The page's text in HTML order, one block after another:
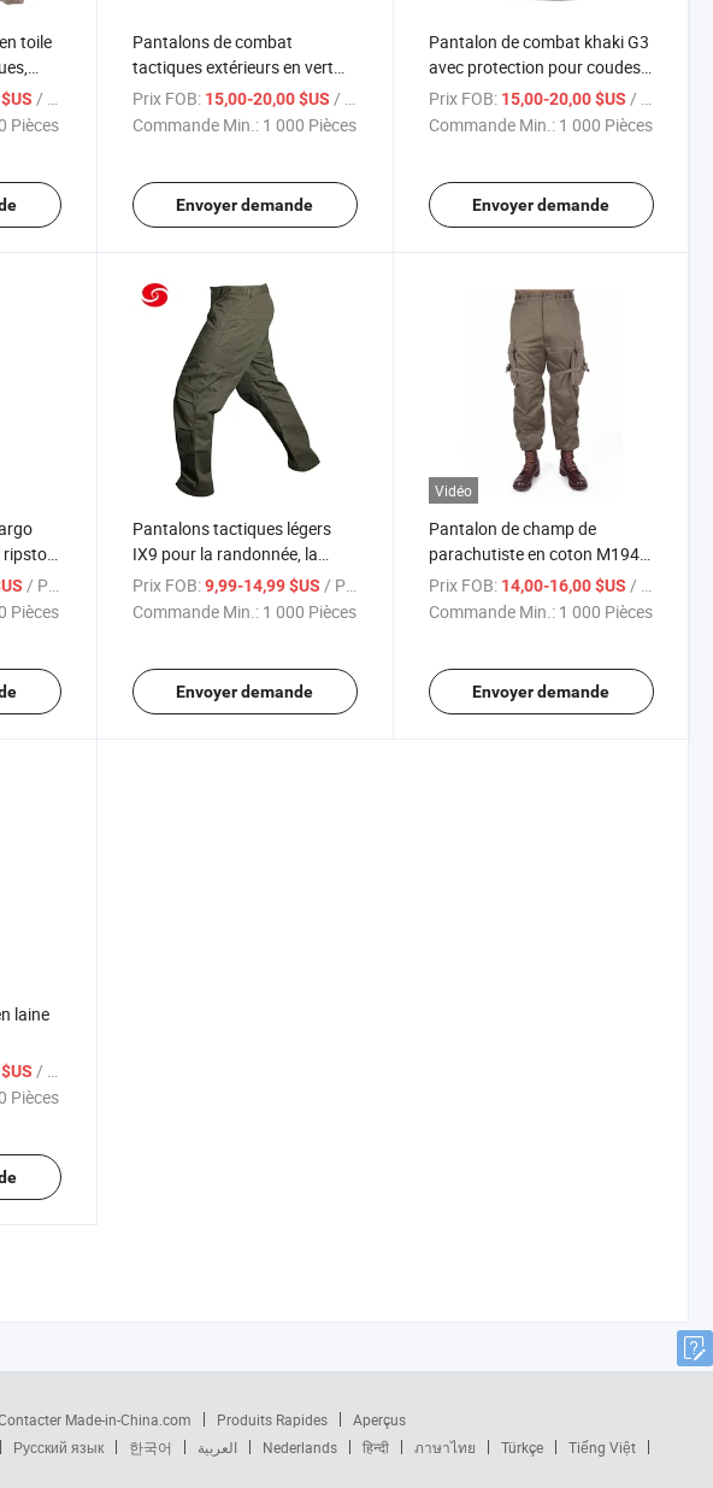
toile
$US/ Pièce
Pièces
Pantalons de combat
tactiques extérieurs en vert
olive pour hommes
Prix FOB: 15,00-20,00 $US / Pièce
Commande Min.: 1 000 Pièces
Envoyer demande
Pantalon de combat khaki G3
avec protection pour coudes
et genoux
Prix FOB: 15,00-20,00 $US / Pièce
Commande Min.: 1 000 Pièces
Envoyer demande
/ Pièce
Pièces
Pantalons tactiques légers
IX9 pour la randonnée, la
chasse et le combat
Prix FOB: 9,99-14,99 $US / Pièce
Commande Min.: 1 000 Pièces
Envoyer demande
Vidéo
Pantalon de champ de
parachutiste en coton M1943
M43 Pantalon de champ de
parachutiste
Prix FOB: 14,00-16,00 $US / Pièce
Commande Min.: 1 000 Pièces
Envoyer demande
laine
/ Pièce
Pièces
Made-in-China.com Produits Rapides
Aperçus
Русский язык 한국어 العربية Nederlands हिन्दी ภาษาไทย Türkçe
Tiếng Việt